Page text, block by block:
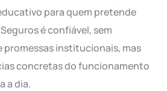
para quem pretende
é confiável, sem
promessas institucionais, mas
concretas do funcionamento
a dia.